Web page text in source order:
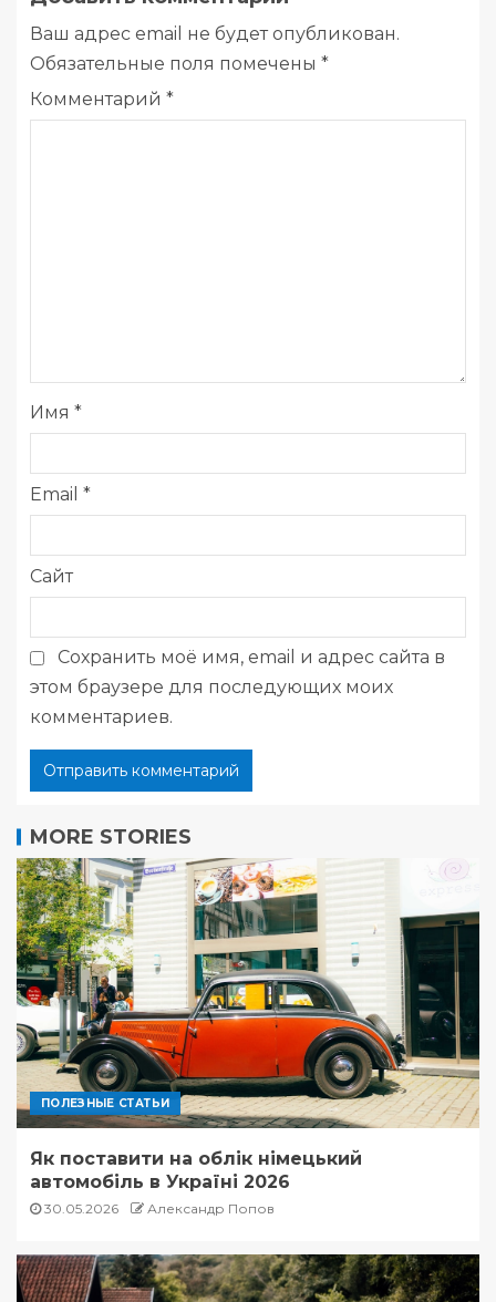
Ваш адрес email не будет опубликован.
Обязательные поля помечены *
Комментарий *
Имя *
Email *
Сайт
Сохранить моё имя, email и адрес сайта в
этом браузере для последующих моих
комментариев.
MORE STORIES
ПОЛЕЗНЫЕ СТАТЬИ
Як поставити на облік німецький
автомобіль в Україні 2026
30.05.2026 Александр Попов